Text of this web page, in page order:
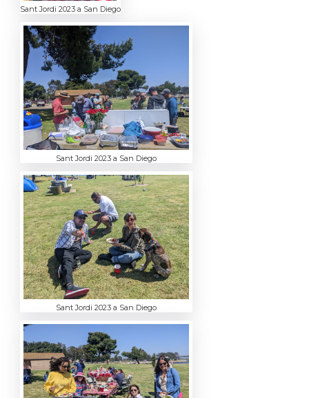
Sant Jordi 2023 a San Diego
Sant Jordi 2023 a San Diego
Sant Jordi 2023 a San Diego